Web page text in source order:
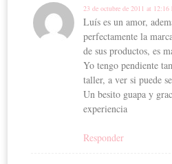
23 de octubre de 2011 at 12:16
Luís es un amor,
perfectamente la
de sus productos, es
Yo tengo pendiente
taller, a ver si puede
Un besito guapa y
experiencia
Responder